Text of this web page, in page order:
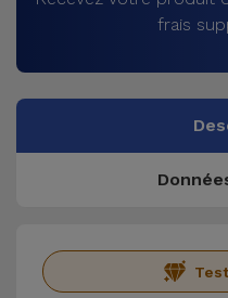
frais